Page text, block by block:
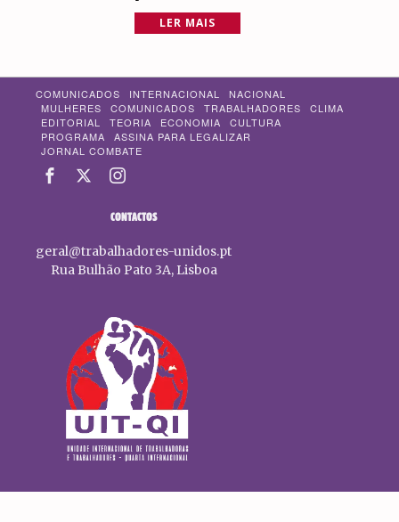
LER MAIS
COMUNICADOS INTERNACIONAL
NACIONAL
MULHERES
COMUNICADOS TRABALHADORES
CLIMA
EDITORIAL
TEORIA ECONOMIA
CULTURA
PROGRAMA
ASSINA PARA LEGALIZAR
JORNAL COMBATE
CONTACTOS
geral@trabalhadores-unidos.pt
Rua Bulhão Pato 3A, Lisboa